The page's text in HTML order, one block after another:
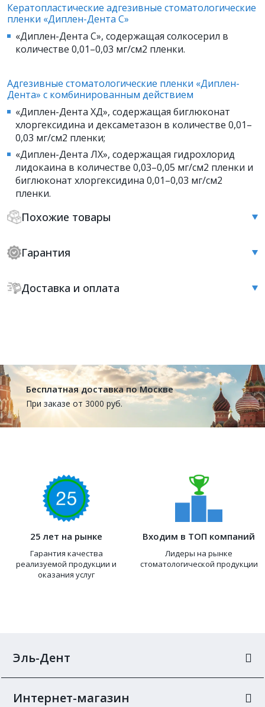
Похожие товары
Гарантия
Доставка и оплата
Кератопластические адгезивные стоматологические
пленки «Диплен-Дента С»
«Диплен-Дента С», содержащая солкосерил в
количестве 0,01–0,03 мг/см2 пленки.
Адгезивные стоматологические пленки «Диплен-
Дента» с комбинированным действием
«Диплен-Дента ХД», содержащая биглюконат
хлоргексидина и дексаметазон в количестве 0,01–
0,03 мг/см2 пленки;
«Диплен-Дента ЛХ», содержащая гидрохлорид
лидокаина в количестве 0,03–0,05 мг/см2 пленки и
биглюконат хлоргексидина 0,01–0,03 мг/см2
пленки.
Бесплатная доставка по Москве
При заказе от 3000 руб.
25 лет на рынке
Гарантия качества
реализуемой продукции и
оказания услуг
Входим в ТОП компаний
Лидеры на рынке
стоматологической продукции
Эль-Дент
Интернет-магазин